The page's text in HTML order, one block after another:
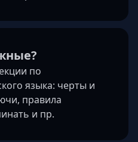
по
языка: черты и
правила
и пр.